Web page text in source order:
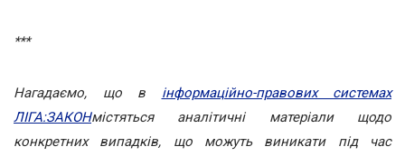
***
Нагадаємо, що в інформаційно-правових системах
ЛІГА:ЗАКОНмістяться аналітичні матеріали щодо
конкретних випадків, що можуть виникати під час